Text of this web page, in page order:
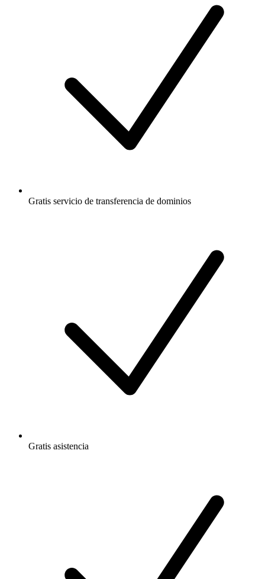
Gratis servicio de transferencia de dominios
Gratis asistencia